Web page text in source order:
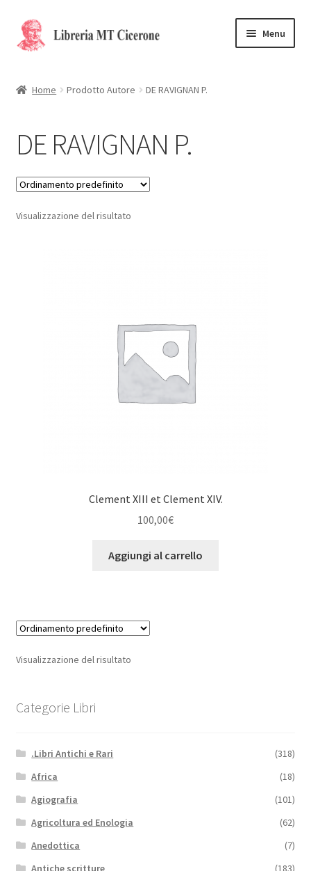
Vai
alla
Vai
al
Menu
La Storia
Contattaci
Cassa
Home Prodotto Autore DE RAVIGNAN P.
DE RAVIGNAN P.
Visualizzazione del risultato
Clement XIII et Clement XIV.
100,00€
Aggiungi al carrello
Visualizzazione del risultato
Categorie Libri
.Libri Antichi e Rari
(318)
Africa
(18)
Agiografia
(101)
Agricoltura ed Enologia
(62)
Anedottica
(7)
Antiche scritture
(183)